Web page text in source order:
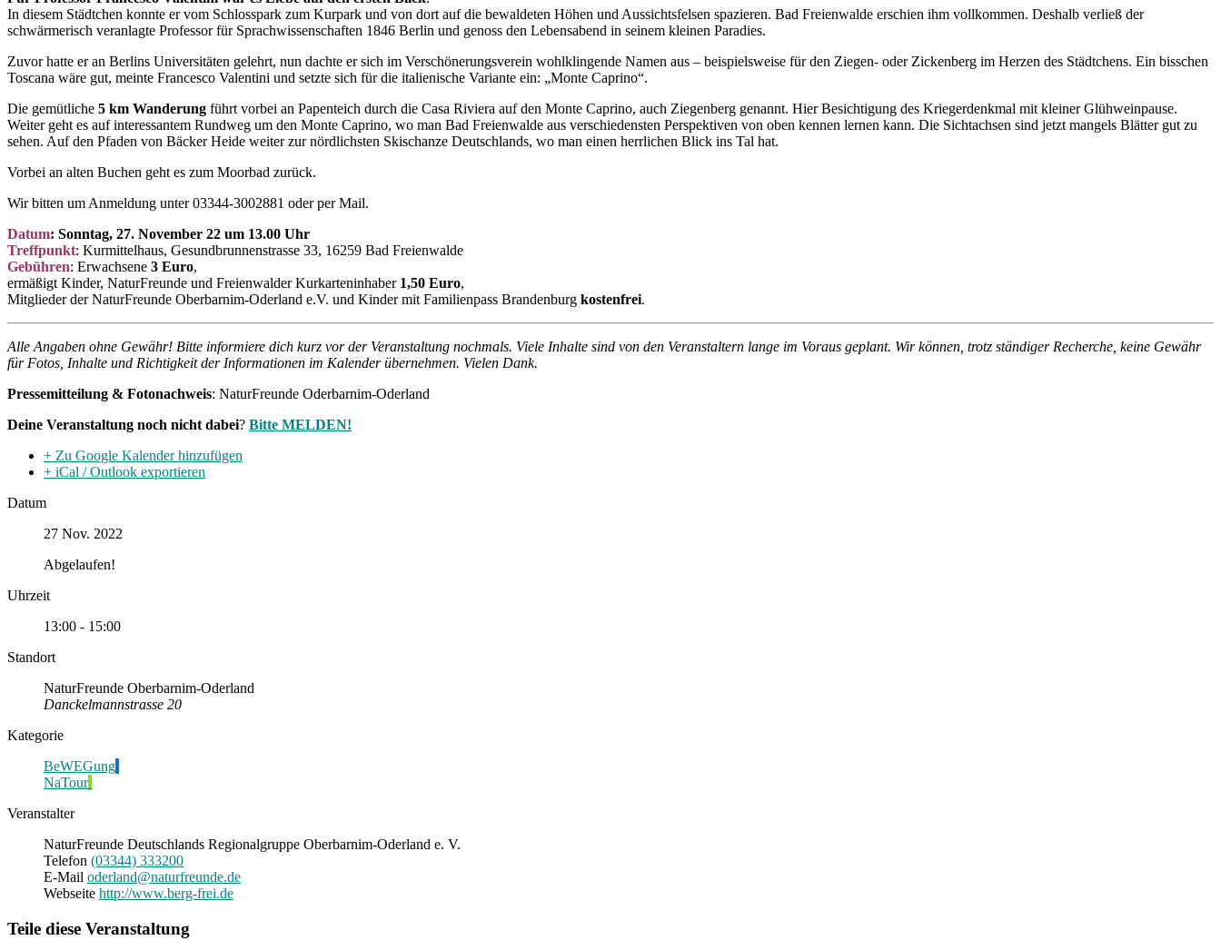
In diesem Städtchen konnte er vom Schlosspark zum Kurpark und von dort auf die bewaldeten Höhen und Aussichtsfelsen spazieren. Bad Freienwalde erschien ihm vollkommen. Deshalb verließ der
schwärmerisch veranlagte Professor für Sprachwissenschaften 1846 Berlin und genoss den Lebensabend in seinem kleinen Paradies.
Zuvor hatte er an Berlins Universitäten gelehrt, nun dachte er sich im Verschönerungsverein wohlklingende Namen aus – beispielsweise für den Ziegen- oder Zickenberg im Herzen des Städtchens. Ein bisschen
Toscana wäre gut, meinte Francesco Valentini und setzte sich für die italienische Variante ein: „Monte Caprino“.
Die gemütliche 5 km Wanderung führt vorbei an Papenteich durch die Casa Riviera auf den Monte Caprino, auch Ziegenberg genannt. Hier Besichtigung des Kriegerdenkmal mit kleiner Glühweinpause.
Weiter geht es auf interessantem Rundweg um den Monte Caprino, wo man Bad Freienwalde aus verschiedensten Perspektiven von oben kennen lernen kann. Die Sichtachsen sind jetzt mangels Blätter gut zu
sehen. Auf den Pfaden von Bäcker Heide weiter zur nördlichsten Skischanze Deutschlands, wo man einen herrlichen Blick ins Tal hat.
Vorbei an alten Buchen geht es zum Moorbad zurück.
Wir bitten um Anmeldung unter 03344-3002881 oder per Mail.
Datum: Sonntag, 27. November 22 um 13.00 Uhr
Treffpunkt: Kurmittelhaus, Gesundbrunnenstrasse 33, 16259 Bad Freienwalde
Gebühren: Erwachsene 3 Euro,
ermäßigt Kinder, NaturFreunde und Freienwalder Kurkarteninhaber 1,50 Euro,
Mitglieder der NaturFreunde Oberbarnim-Oderland e.V. und Kinder mit Familienpass Brandenburg kostenfrei.
Alle Angaben ohne Gewähr! Bitte informiere dich kurz vor der Veranstaltung nochmals. Viele Inhalte sind von den Veranstaltern lange im Voraus geplant. Wir können, trotz ständiger Recherche, keine Gewähr
für Fotos, Inhalte und Richtigkeit der Informationen im Kalender übernehmen. Vielen Dank.
Pressemitteilung & Fotonachweis: NaturFreunde Oderbarnim-Oderland
Deine Veranstaltung noch nicht dabei? Bitte MELDEN!
+ Zu Google Kalender hinzufügen
+ iCal / Outlook exportieren
Datum
27 Nov. 2022
Abgelaufen!
Uhrzeit
13:00 - 15:00
Standort
NaturFreunde Oberbarnim-Oderland
Danckelmannstrasse 20
Kategorie
BeWEGung
NaTour
Veranstalter
NaturFreunde Deutschlands Regionalgruppe Oberbarnim-Oderland e. V.
Telefon (03344) 333200
E-Mail oderland@naturfreunde.de
Webseite http://www.berg-frei.de
Teile diese Veranstaltung